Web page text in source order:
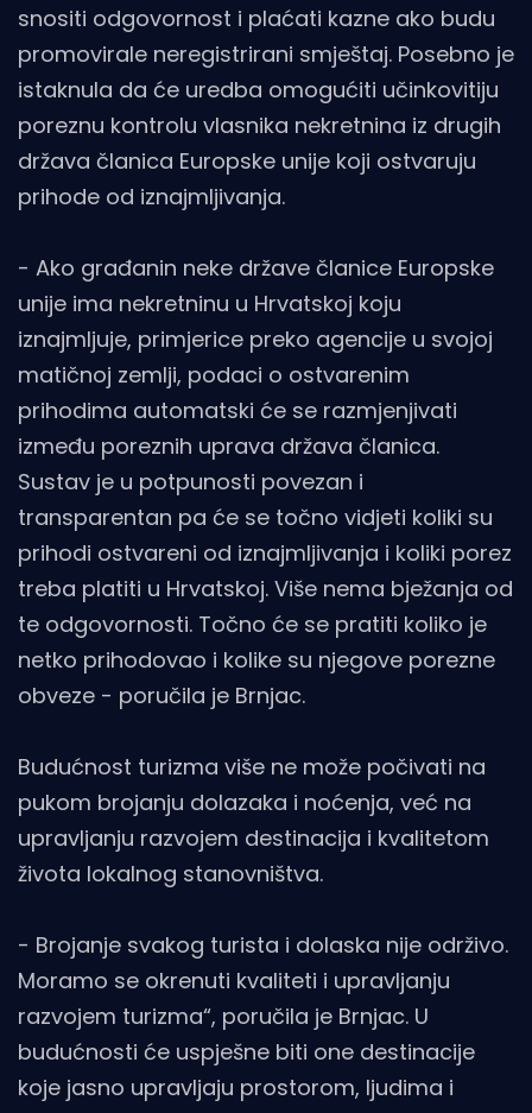
snositi odgovornost i plaćati kazne ako budu
promovirale neregistrirani smještaj. Posebno je
istaknula da će uredba omogućiti učinkovitiju
poreznu kontrolu vlasnika nekretnina iz drugih
država članica Europske unije koji ostvaruju
prihode od iznajmljivanja.
- Ako građanin neke države članice Europske
unije ima nekretninu u Hrvatskoj koju
iznajmljuje, primjerice preko agencije u svojoj
matičnoj zemlji, podaci o ostvarenim
prihodima automatski će se razmjenjivati
između poreznih uprava država članica.
Sustav je u potpunosti povezan i
transparentan pa će se točno vidjeti koliki su
prihodi ostvareni od iznajmljivanja i koliki porez
treba platiti u Hrvatskoj. Više nema bježanja od
te odgovornosti. Točno će se pratiti koliko je
netko prihodovao i kolike su njegove porezne
obveze - poručila je Brnjac.
Budućnost turizma više ne može počivati na
pukom brojanju dolazaka i noćenja, već na
upravljanju razvojem destinacija i kvalitetom
života lokalnog stanovništva.
- Brojanje svakog turista i dolaska nije održivo.
Moramo se okrenuti kvaliteti i upravljanju
razvojem turizma“, poručila je Brnjac. U
budućnosti će uspješne biti one destinacije
koje jasno upravljaju prostorom, ljudima i